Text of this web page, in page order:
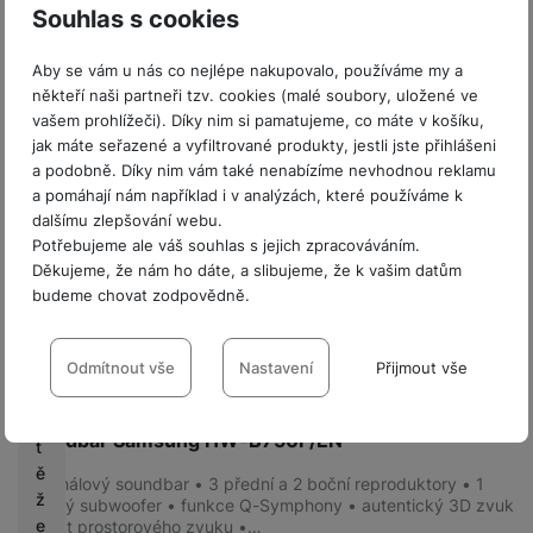
Souhlas s cookies
Aby se vám u nás co nejlépe nakupovalo, používáme my a
někteří naši partneři tzv. cookies (malé soubory, uložené ve
vašem prohlížeči). Díky nim si pamatujeme, co máte v košíku,
jak máte seřazené a vyfiltrované produkty, jestli jste přihlášeni
a podobně. Díky nim vám také nenabízíme nevhodnou reklamu
a pomáhají nám například i v analýzách, které používáme k
dalšímu zlepšování webu.
Potřebujeme ale váš souhlas s jejich zpracováváním.
Děkujeme, že nám ho dáte, a slibujeme, že k vašim datům
budeme chovat zodpovědně.
Nastavení souhlasů s kategoriemi
cookies
VŽDY AKTIVNÍ
Technické cookies umožňují váš průchod nákupním košíkem,
porovnávání produktů a další nezbytné funkce.
Preferenční a rozšířené funkce
Odmítnout vše Nastavení Přijmout vše
u
a
n
o
d
m
ín
t
ě
ž
e
Soundbar Samsung HW-B750F/EN
Skladem
5.1kanálový soundbar • 3 přední a 2 boční reproduktory • 1
basový subwoofer • funkce Q-Symphony • autentický 3D zvuk
• efekt prostorového zvuku •…